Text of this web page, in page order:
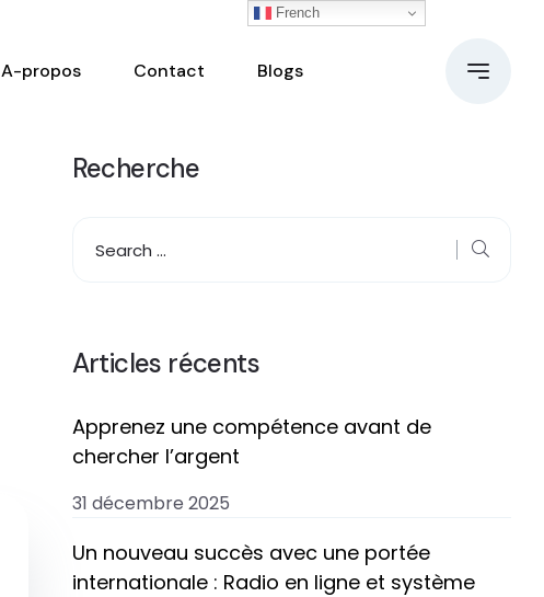
A-propos Contact Blogs
Recherche
Articles récents
Apprenez une compétence avant de
chercher l’argent
31 décembre 2025
Un nouveau succès avec une portée
internationale : Radio en ligne et système
French